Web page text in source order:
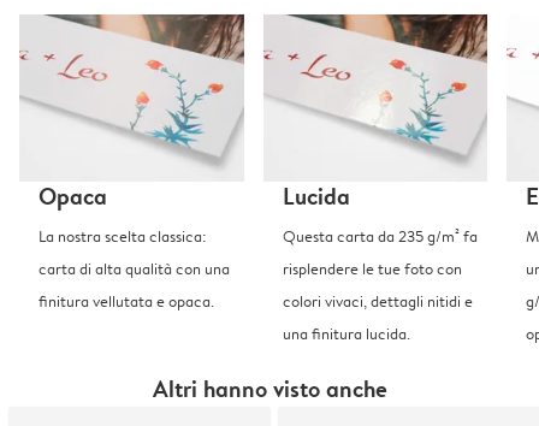
Opaca
La nostra scelta classica:
carta di alta qualità con una
finitura vellutata e opaca.
Lucida
Questa carta da 235 g/m² fa
risplendere le tue foto con
colori vivaci, dettagli nitidi e
una finitura lucida.
Altri hanno visto anche